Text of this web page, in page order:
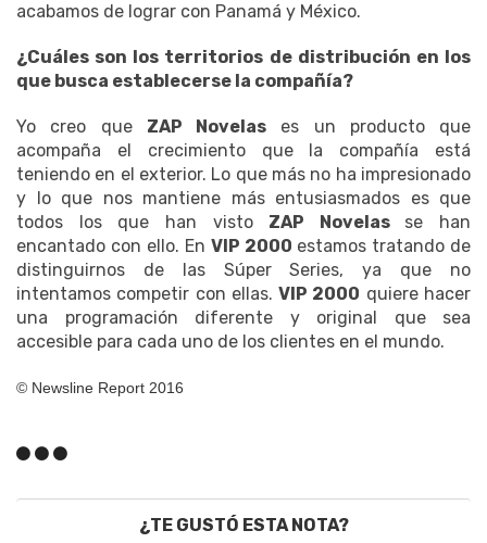
acabamos de lograr con Panamá y México.
¿Cuáles son los territorios de distribución en los
que busca establecerse la compañía?
Yo creo que ZAP Novelas es un producto que
acompaña el crecimiento que la compañía está
teniendo en el exterior. Lo que más no ha impresionado
y lo que nos mantiene más entusiasmados es que
todos los que han visto ZAP Novelas se han
encantado con ello. En VIP 2000 estamos tratando de
distinguirnos de las Súper Series, ya que no
intentamos competir con ellas.VIP 2000 quiere hacer
una programación diferente y original que sea
accesible para cada uno de los clientes en el mundo.
© Newsline Report 2016
¿TE GUSTÓ ESTA NOTA?